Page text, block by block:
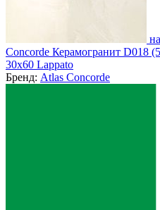
Concorde Керамогранит D018
30x60 Lappato
Бренд: Atlas Concorde